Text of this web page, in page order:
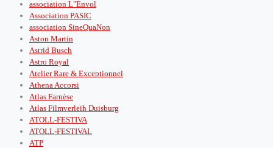
association L"Envol
Association PASIC
association SineQuaNon
Aston Martin
Astrid Busch
Astro Royal
Atelier Rare & Exceptionnel
Athena Accorsi
Atlas Farnèse
Atlas Filmverleih Duisburg
ATOLL-FESTIVA
ATOLL-FESTIVAL
ATP